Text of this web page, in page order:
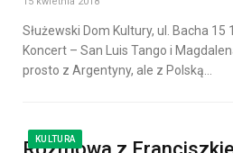
Służewski Dom Kultury, ul. Bacha
Koncert – San Luis Tango i
prosto z Argentyny, ale z Polską…
KULTURA